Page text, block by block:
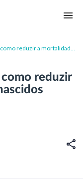
reduzir a mortalidade
reduzir